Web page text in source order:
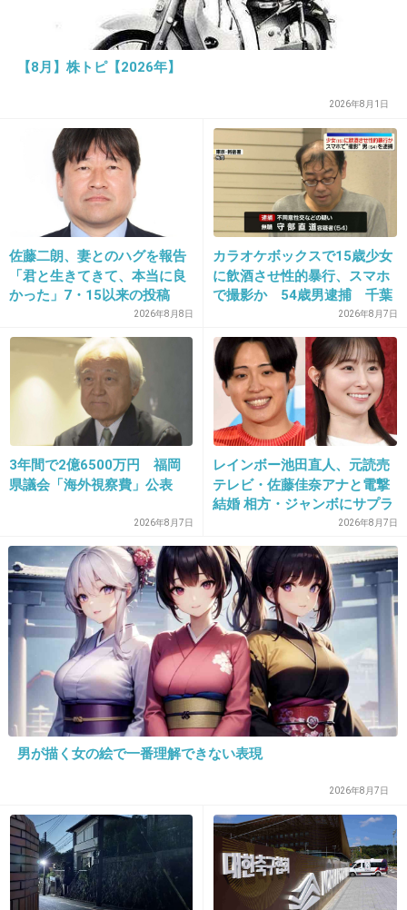
2014/08/17(日) 21:30:08
やってたような…(´・ω・`)
+98
17. 匿名 2014/08/17(日) 21:30:32
タイトル忘れたけど大学生のサバイバルゲーム
サークルの回
最後に共犯の子が妊娠報告するやつ
金田一ならコナンとコラボしたDSのゲームも後
のほうで綺麗に話が繋がって面白いのでオスス
メです。
+122 -0
2014/08/17(日) 21:30:49
高遠初登場の
魔術列車かなあ？
かなりグロい殺害方法でしたが…
+114 -1
秘宝島殺人事件
犯人の性別が実は違ったというのが突飛で面白
かった
金田一の犯人はいずれも同情する理由ばかりで
【8月】株トピ【2026年】
2026年8月1日
佐藤二朗、妻とのハグを報告
「君と生きてきて、本当に良
かった」7・15以来の投稿
「文〇砲より遥かに威力は弱
いが…」
2026年8月8日
カラオケボックスで15歳少女
に飲酒させ性的暴行、スマホ
で撮影か 54歳男逮捕 千葉
2026年8月7日
3年間で2億6500万円 福岡
県議会「海外視察費」公表
2026年8月7日
レインボー池田直人、元読売
テレビ・佐藤佳奈アナと電撃
結婚 相方・ジャンボにサプラ
2026年8月7日
男が描く女の絵で一番理解できない表現
2026年8月7日